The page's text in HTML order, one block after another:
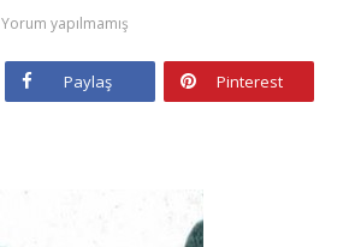
Yorum yapılmamış
Paylaş Pinterest